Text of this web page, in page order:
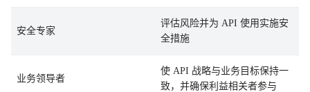
安全专家
评估风险并为 API 使用实施安
全措施
业务领导者
使 API 战略与业务目标保持一
致，并确保利益相关者参与